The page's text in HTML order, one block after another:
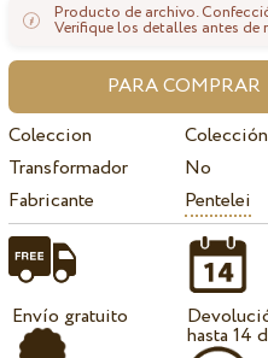
Producto de archivo.
Verifique los detalles antes de
Coleccion
Transformador
No
Fabricante
Pentelei
Envío gratuito
hasta 14